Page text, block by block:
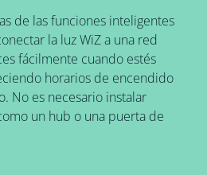
de las funciones inteligentes
la luz WiZ a una red
fácilmente cuando estés
horarios de encendido
No es necesario instalar
un hub o una puerta de